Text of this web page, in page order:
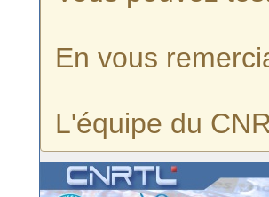
En vous
L'équipe du